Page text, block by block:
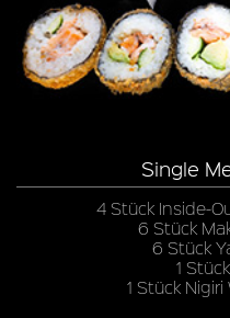
Single
4 Stück Inside-
6 Stück
6 Stück
1
1 Stück